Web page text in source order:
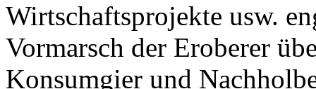
Wirtschaftsprojekte usw.
Vormarsch der Eroberer
Konsumgier und